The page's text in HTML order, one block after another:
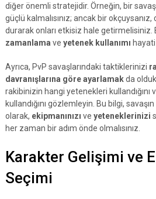
diğer önemli stratejidir. Örneğin, bir
güçlü kalmalısınız; ancak bir
durarak onları etkisiz hale getirmelisiniz.
zamanlama ve yetenek kullanımı
Ayrıca, PvP savaşlarındaki taktiklerinizi
davranışlarına göre ayarlamakda
rakibinizin hangi yetenekleri kullandığını
kullandığını gözlemleyin. Bu bilgi,
olarak, ekipmanınızı ve yeteneklerinizi
her zaman bir adım önde olmalısınız.
Karakter Gelişimi ve
Seçimi